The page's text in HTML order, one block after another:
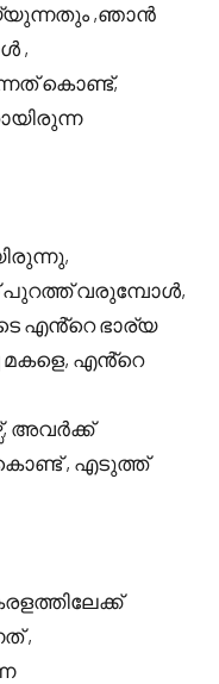
,ഞാൻ
,
കൊണ്ട്,
പുറത്ത് വരുമ്പോൾ,
എൻ്റെ ഭാര്യ
മകളെ, എൻ്റെ
അവർക്ക്
, എടുത്ത്
,